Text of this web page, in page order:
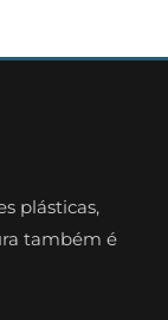
plásticas,
também é